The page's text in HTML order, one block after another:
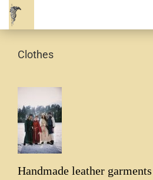
Clothes
Handmade leather